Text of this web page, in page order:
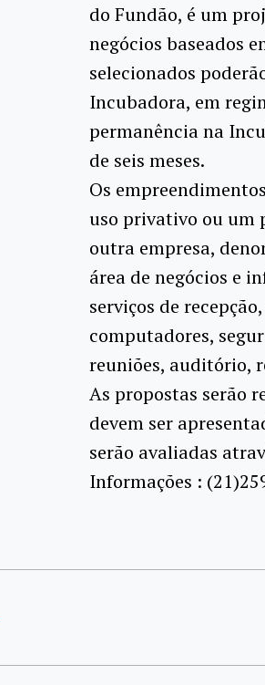
do Fundão, é um
negócios baseados
selecionados
Incubadora, em
permanência na
de seis meses.
Os
uso privativo ou um
outra empresa,
área de negócios e
serviços de
computadores,
reuniões, auditório,
As propostas serão
devem ser
serão avaliadas
Informações :